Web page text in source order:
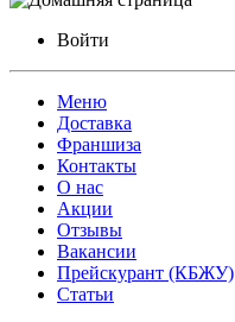
Войти
Меню
Доставка
Франшиза
Контакты
О нас
Акции
Отзывы
Вакансии
Прейскурант (КБЖУ)
Статьи